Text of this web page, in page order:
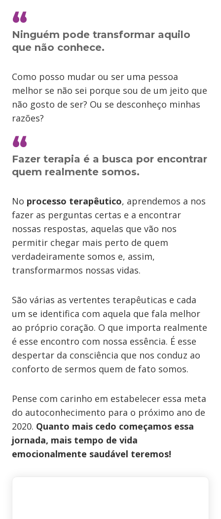
Ninguém pode transformar aquilo
que não conhece.
Como posso mudar ou ser uma pessoa
melhor se não sei porque sou de um jeito que
não gosto de ser? Ou se desconheço minhas
razões?
Fazer terapia é a busca por encontrar
quem realmente somos.
No processo terapêutico, aprendemos a nos
fazer as perguntas certas e a encontrar
nossas respostas, aquelas que vão nos
permitir chegar mais perto de quem
verdadeiramente somos e, assim,
transformarmos nossas vidas.
São várias as vertentes terapêuticas e cada
um se identifica com aquela que fala melhor
ao próprio coração. O que importa realmente
é esse encontro com nossa essência. É esse
despertar da consciência que nos conduz ao
conforto de sermos quem de fato somos.
Pense com carinho em estabelecer essa meta
do autoconhecimento para o próximo ano de
2020. Quanto mais cedo começamos essa
jornada, mais tempo de vida
emocionalmente saudável teremos!